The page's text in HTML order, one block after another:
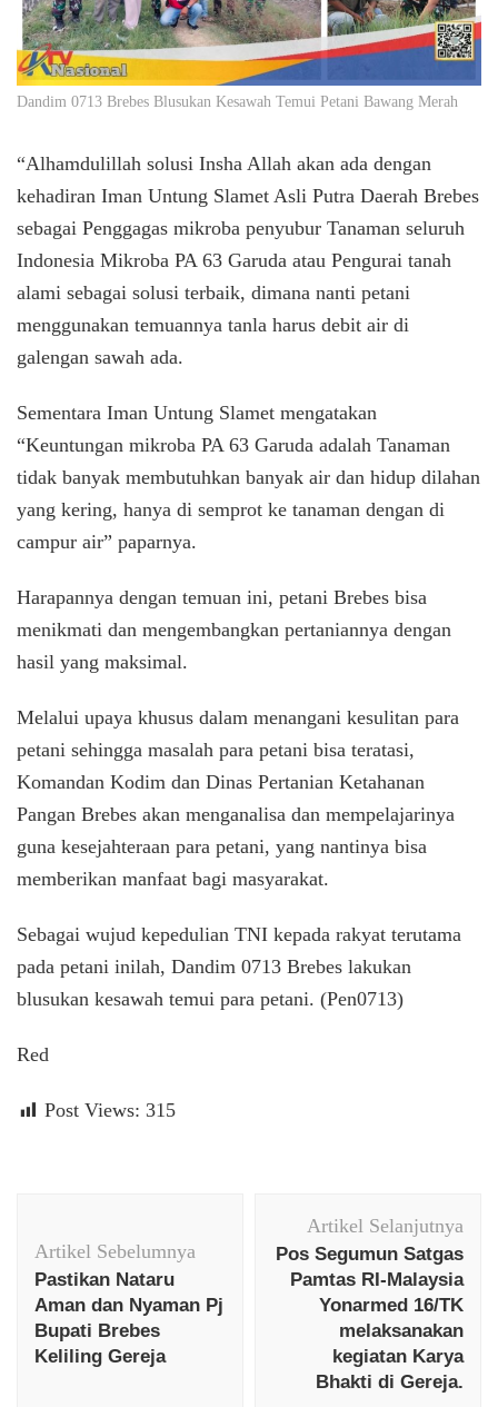
Dandim 0713 Brebes Blusukan Kesawah Temui Petani Bawang Merah
“Alhamdulillah solusi Insha Allah akan ada dengan
kehadiran Iman Untung Slamet Asli Putra Daerah Brebes
sebagai Penggagas mikroba penyubur Tanaman seluruh
Indonesia Mikroba PA 63 Garuda atau Pengurai tanah
alami sebagai solusi terbaik, dimana nanti petani
menggunakan temuannya tanla harus debit air di
galengan sawah ada.
Sementara Iman Untung Slamet mengatakan
“Keuntungan mikroba PA 63 Garuda adalah Tanaman
tidak banyak membutuhkan banyak air dan hidup dilahan
yang kering, hanya di semprot ke tanaman dengan di
campur air” paparnya.
Harapannya dengan temuan ini, petani Brebes bisa
menikmati dan mengembangkan pertaniannya dengan
hasil yang maksimal.
Melalui upaya khusus dalam menangani kesulitan para
petani sehingga masalah para petani bisa teratasi,
Komandan Kodim dan Dinas Pertanian Ketahanan
Pangan Brebes akan menganalisa dan mempelajarinya
guna kesejahteraan para petani, yang nantinya bisa
memberikan manfaat bagi masyarakat.
Sebagai wujud kepedulian TNI kepada rakyat terutama
pada petani inilah, Dandim 0713 Brebes lakukan
blusukan kesawah temui para petani. (Pen0713)
Red
Post Views: 315
Artikel
Artikel Sebelumnya
Pastikan Nataru
Aman dan Nyaman Pj
Bupati Brebes
Keliling Gereja
Artikel Selanjutnya
Pos Segumun Satgas
Pamtas RI-Malaysia
Yonarmed 16/TK
melaksanakan
kegiatan Karya
Bhakti di Gereja.